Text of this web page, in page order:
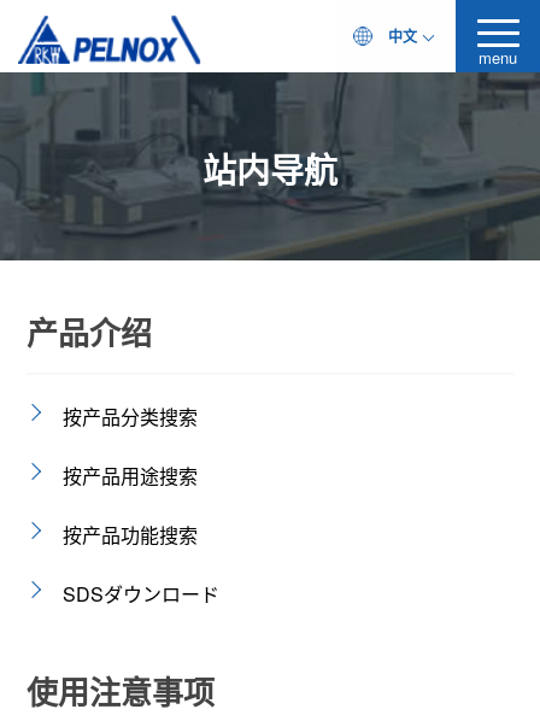
中文
menu
站内导航
产品介绍
按产品分类搜索
按产品用途搜索
按产品功能搜索
SDSダウンロード
使用注意事项